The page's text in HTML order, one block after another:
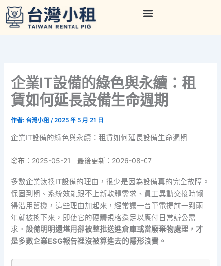
企業IT設備的綠色與永續：租
賃如何延長設備生命週期
作者: 台灣小租/2025 年 5 月 21 日
企業IT設備的綠色與永續：租賃如何延長設備生命週期
發布：2025-05-21｜最後更新：2026-08-07
多數企業汰換IT設備的理由，很少是因為設備真的完全故障。
保固到期、系統效能跟不上新軟體需求、員工異動交接時懶
得沿用舊機，這些理由加起來，經常讓一台筆電提前一到兩
年就被換下來，即使它的硬體規格還足以應付日常辦公需
求。設備明明還堪用卻被整批送進倉庫或當廢棄物處理，才
是多數企業ESG報告裡沒被算進去的隱形浪費。